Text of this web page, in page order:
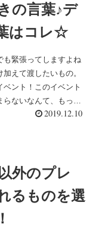
の言葉♪デ
はコレ☆
も緊張ってしますよね
えて渡したいもの。
ント！このイベント
らないなんて、もっ
2019.12.10
外のプレ
るものを選